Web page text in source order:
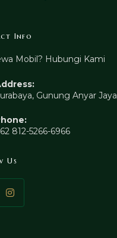
Info
Mobil? Hubungi Kami
Gunung Anyar Jaya
812-5266-6966
Us